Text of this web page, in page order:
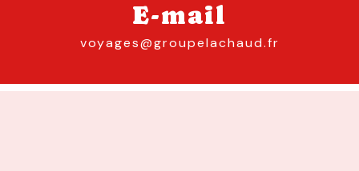
E-mail
voyages@groupelachaud.fr